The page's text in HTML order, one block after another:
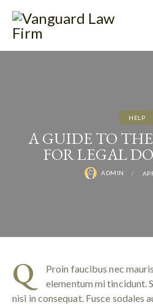
HELP
A GUIDE TO
FOR LEGAL
ADMIN
Q
Proin faucibus nec
elementum mi tincidunt.
nisi in consequat. Fusce sodales